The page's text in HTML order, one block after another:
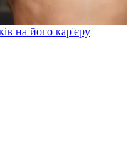
на його кар'єру